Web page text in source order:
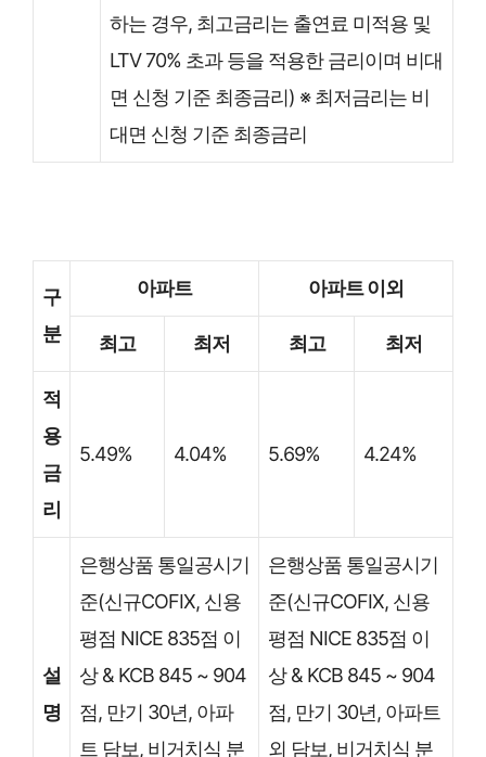
하는 경우, 최고금리는 출연료 미적용 및
LTV 70% 초과 등을 적용한 금리이며 비대
면 신청 기준 최종금리) ※ 최저금리는 비
대면 신청 기준 최종금리
구
분
아파트 아파트 이외
최고 최저 최고 최저
적
용
금
리
5.49% 4.04% 5.69% 4.24%
설
명
은행상품 통일공시기
준(신규COFIX, 신용
평점 NICE 835점 이
상 & KCB 845 ~ 904
점, 만기 30년, 아파
트 담보, 비거치식 분
은행상품 통일공시기
준(신규COFIX, 신용
평점 NICE 835점 이
상 & KCB 845 ~ 904
점, 만기 30년, 아파트
외 담보, 비거치식 분